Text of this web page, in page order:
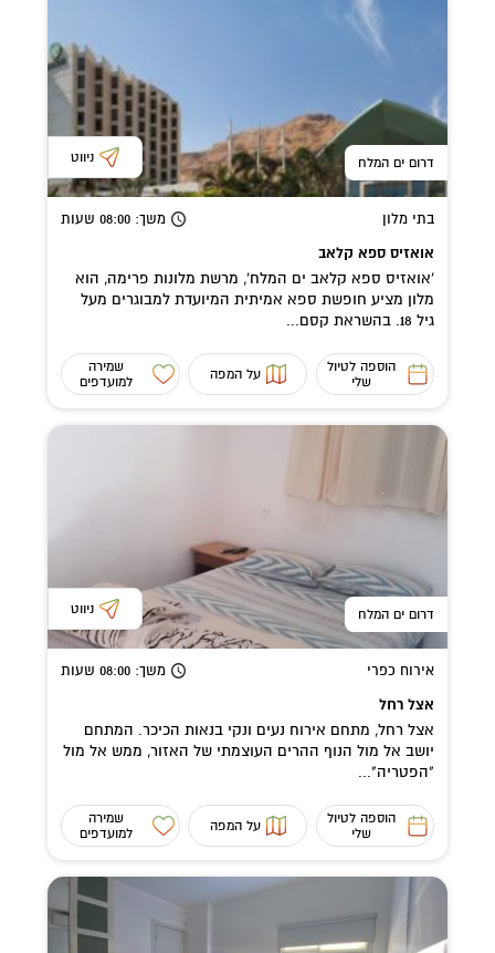
דרום ים המלח ניווט
בתי מלון משך: 08:00 שעות
אואזיס ספא קלאב
'אואזיס ספא קלאב ים המלח', מרשת מלונות פרימה, הוא
מלון מציע חופשת ספא אמיתית המיועדת למבוגרים מעל
גיל 18. בהשראת קסם...
הוספה לטיול
שלי
על המפה
שמירה
למועדפים
דרום ים המלח ניווט
אירוח כפרי משך: 08:00 שעות
אצל רחל
אצל רחל, מתחם אירוח נעים ונקי בנאות הכיכר. המתחם
יושב אל מול הנוף ההרים העוצמתי של האזור, ממש אל מול
"הפטריה"...
הוספה לטיול
שלי
על המפה
שמירה
למועדפים